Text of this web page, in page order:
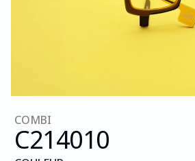
COMBI
C214010